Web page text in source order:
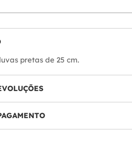
pretas de 25 cm.